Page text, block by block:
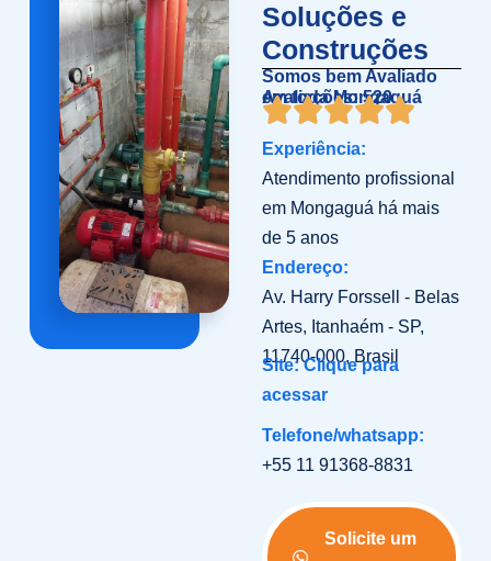
Soluções e
Construções
Somos bem Avaliado
em toda Mongaguá
Avaliações: 520
Experiência:
Atendimento profissional
em Mongaguá há mais
de 5 anos
Endereço:
Av. Harry Forssell - Belas
Artes, Itanhaém - SP,
11740-000, Brasil
Site: Clique para
acessar
Telefone/whatsapp:
+55 11 91368-8831
Solicite um